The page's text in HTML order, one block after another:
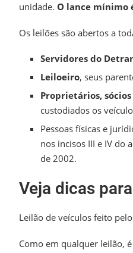
unidade. O lance mínimo
Os leilões são abertos a
Servidores do
Leiloeiro, seus
Proprietários,
custodiados os
Pessoas físicas e
nos incisos III e IV do
de 2002.
Veja dicas
Leilão de veículos feito
Como em qualquer leilão,